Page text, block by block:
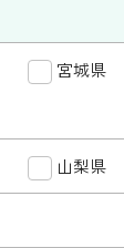
宮城県
山梨県
青森県
栃木県